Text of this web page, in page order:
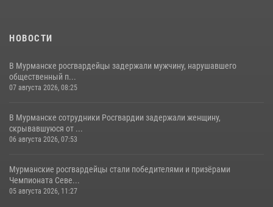
НОВОСТИ
В Мурманске росгвардейцы задержали мужчину, нарушавшего
общественный п...
07 августа 2026, 08:25
В Мурманске сотрудники Росгвардии задержали женщину,
скрывавшуюся от ...
06 августа 2026, 07:53
Мурманские росгвардейцы стали победителями и призёрами
Чемпионата Севе...
05 августа 2026, 11:27